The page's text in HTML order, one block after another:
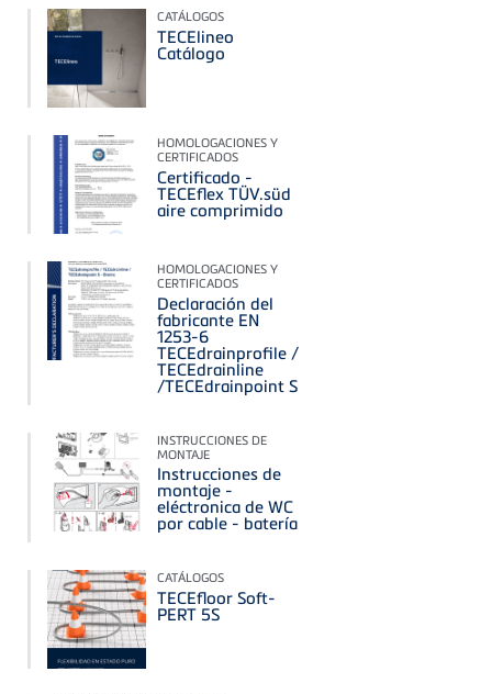
CATÁLOGOS
TECElineo
Catálogo
HOMOLOGACIONES Y
CERTIFICADOS
Certificado -
TECEflex TÜV.süd
aire comprimido
HOMOLOGACIONES Y
CERTIFICADOS
Declaración del
fabricante EN
1253-6
TECEdrainprofile /
TECEdrainline
/TECEdrainpoint S
INSTRUCCIONES DE
MONTAJE
Instrucciones de
montaje -
eléctronica de WC
por cable - batería
CATÁLOGOS
TECEfloor Soft-
PERT 5S